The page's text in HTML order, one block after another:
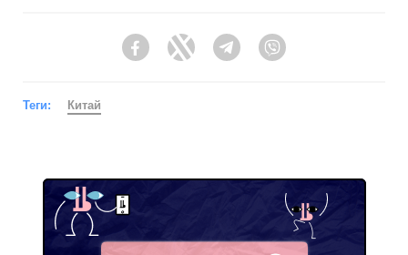
FacebookTwitter Telegram
Теги: Китай